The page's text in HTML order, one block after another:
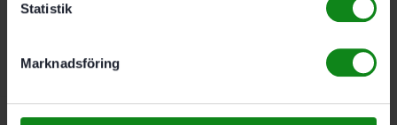
Statistik
Marknadsföring
HW D 36-Plus